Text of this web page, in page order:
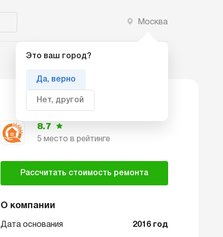
Москва
Это ваш город?
Да, верно
Нет, другой
Добавить компанию
8.7
5 место в рейтинге
Рассчитать стоимость ремонта
О компании
Дата основания 2016 год